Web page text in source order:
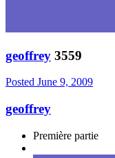
geoffrey 3559
Posted June 9, 2009
geoffrey
Première partie